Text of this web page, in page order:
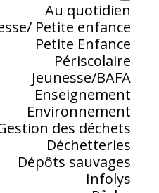
Au quotidien
Petite enfance
Petite Enfance
Périscolaire
Jeunesse/BAFA
Enseignement
Environnement
des déchets
Déchetteries
Dépôts sauvages
Infolys